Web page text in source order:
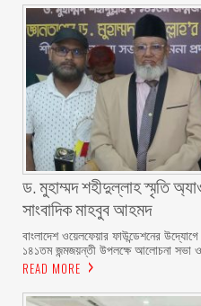
ড. মুহাম্মদ শহীদুল্লাহ স্মৃতি
সাংবাদিক মাহবুব আহমদ
বাংলাদেশ ওয়েলফেয়ার ফাউন্ডেশনের
১৪১তম জন্মজয়ন্তী উপলক্ষে আলোচনা সভা ও
READ MORE